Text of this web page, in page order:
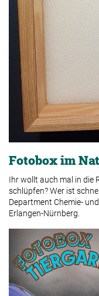
Fotobox im
Ihr wollt auch mal in die
schlüpfen? Wer ist
Department Chemie-
Erlangen-Nürnberg.